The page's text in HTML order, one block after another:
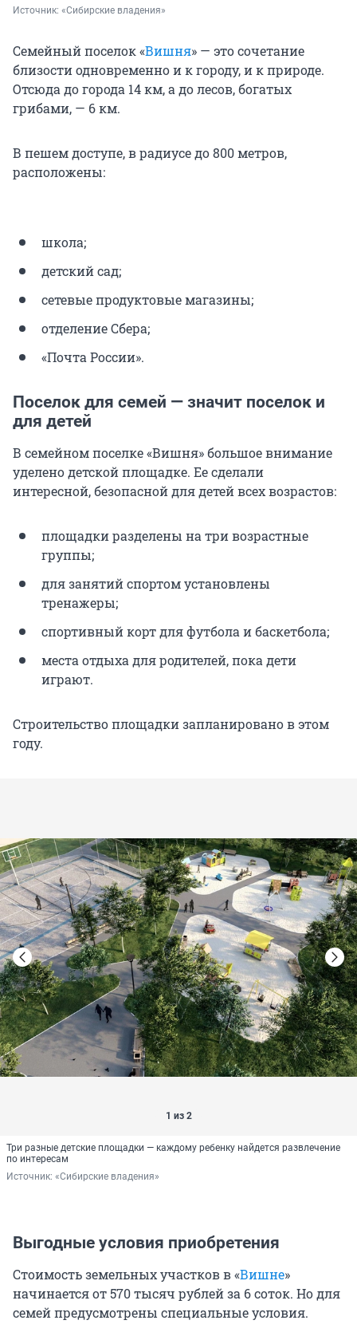
Источник: «Сибирские владения»
Семейный поселок «Вишня» — это сочетание
близости одновременно и к городу, и к природе.
Отсюда до города 14 км, а до лесов, богатых
грибами, — 6 км.
В пешем доступе, в радиусе до 800 метров,
расположены:
школа;
детский сад;
сетевые продуктовые магазины;
отделение Сбера;
«Почта России».
Поселок для семей — значит поселок и
для детей
В семейном поселке «Вишня» большое внимание
уделено детской площадке. Ее сделали
интересной, безопасной для детей всех возрастов:
площадки разделены на три возрастные
группы;
для занятий спортом установлены
тренажеры;
спортивный корт для футбола и баскетбола;
места отдыха для родителей, пока дети
играют.
Строительство площадки запланировано в этом
году.
1 из 2
Три разные детские площадки — каждому ребенку найдется развлечение
по интересам
Источник: «Сибирские владения»
Выгодные условия приобретения
Стоимость земельных участков в «Вишне»
начинается от 570 тысяч рублей за 6 соток. Но для
семей предусмотрены специальные условия.